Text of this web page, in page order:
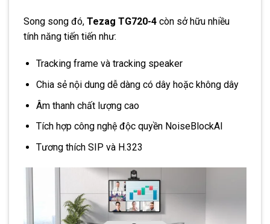
Song song đó, Tezag TG720-4 còn sở hữu nhiều
tính năng tiến tiến như:
Tracking frame và tracking speaker
Chia sẻ nội dung dễ dàng có dây hoặc không dây
Âm thanh chất lượng cao
Tích hợp công nghệ độc quyền NoiseBlockAI
Tương thích SIP và H.323